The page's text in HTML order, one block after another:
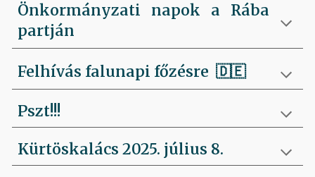
Önkormányzati napok a Rába
partján
Felhívás falunapi főzésre🇩🇪
Pszt!!!
Kürtöskalács 2025. július 8.